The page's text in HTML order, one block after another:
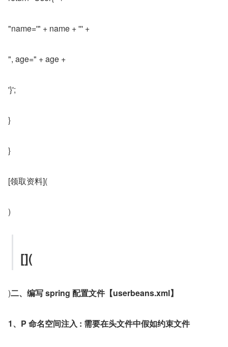
"name='" + name + ''' +
", age=" + age +
'}';
}
}
[领取资料](
)
[](
)二、编写 spring 配置文件【userbeans.xml】
1、P 命名空间注入 : 需要在头文件中假如约束文件